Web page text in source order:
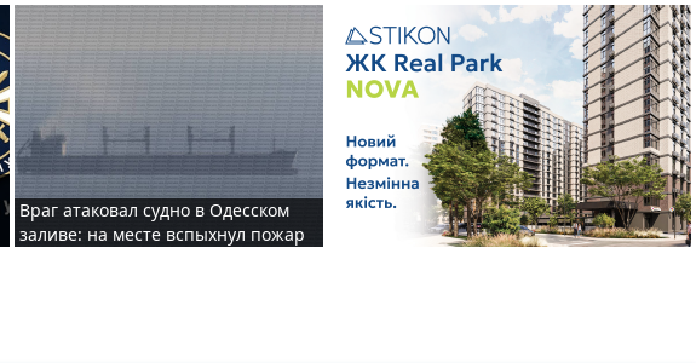
Враг атаковал судно в Одесском
заливе: на месте вспыхнул пожар